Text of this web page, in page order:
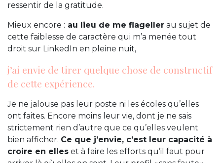
ressentir de la gratitude.
Mieux encore : au lieu de me flageller au sujet de
cette faiblesse de caractère qui m’a menée tout
droit sur LinkedIn en pleine nuit,
j’ai envie de tirer quelque chose de constructif
de cette expérience.
Je ne jalouse pas leur poste ni les écoles qu’elles
ont faites. Encore moins leur vie, dont je ne sais
strictement rien d’autre que ce qu’elles veulent
bien afficher. Ce que j’envie, c’est leur capacité à
croire en elles et à faire les efforts qu’il faut pour